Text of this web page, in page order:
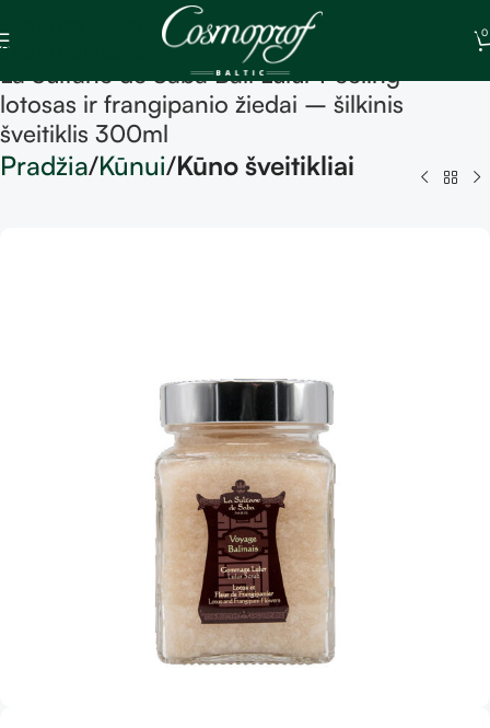
Skip to main content
0
La Sultane de Saba Bali Lulur Peeling –
lotosas ir frangipanio žiedai – šilkinis
šveitiklis 300ml
Pradžia Kūnui Kūno šveitikliai